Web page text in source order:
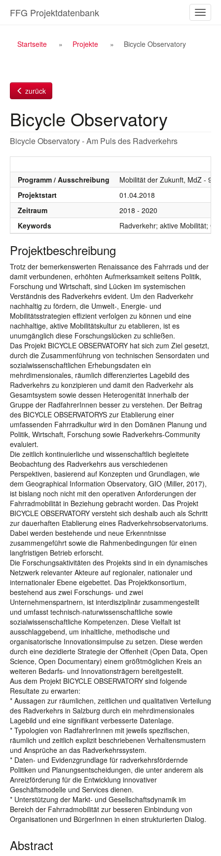
Inhalt
ein-/
FFG Projektdatenbank
Breadcrumb
Startseite Projekte Bicycle Observatory
zurück
Bicycle Observatory
Bicycle Observatory - Am Puls des Radverkehrs
Programm / Ausschreibung
Mobilität der Zukunft, MdZ - 9.
Projektstart
01.04.2018
Zeitraum
2018 - 2020
Keywords
Radverkehr; aktive Mobilität;
Projektbeschreibung
Trotz der bemerkenswerten Renaissance des Fahrrads und der
damit verbundenen, erhöhten Aufmerksamkeit seitens Politik,
Forschung und Wirtschaft, sind Lücken im systemischen
Verständnis des Radverkehrs evident. Um den Radverkehr
nachhaltig zu fördern, die Umwelt-, Energie- und
Mobilitätsstrategien effizient verfolgen zu können und eine
nachhaltige, aktive Mobilitätskultur zu etablieren, ist es
unumgänglich diese Forschungslücken zu schließen.
Das Projekt BICYCLE OBSERVATORY hat sich zum Ziel gesetzt,
durch die Zusammenführung von technischen Sensordaten und
sozialwissenschaftlichen Erhebungsdaten ein
mehrdimensionales, räumlich differenziertes Lagebild des
Radverkehrs zu konzipieren und damit den Radverkehr als
Gesamtsystem sowie dessen Heterogenität innerhalb der
Gruppe der RadfahrerInnen besser zu verstehen. Der Beitrag
des BICYCLE OBSERVATORYS zur Etablierung einer
umfassenden Fahrradkultur wird in den Domänen Planung und
Politik, Wirtschaft, Forschung sowie Radverkehrs-Community
evaluiert.
Die zeitlich kontinuierliche und wissenschaftlich begleitete
Beobachtung des Radverkehrs aus verschiedenen
Perspektiven, basierend auf Konzepten und Grundlagen, wie
dem Geographical Information Observatory, GIO (Miller, 2017),
ist bislang noch nicht mit den operativen Anforderungen der
Fahrradmobilität in Beziehung gebracht worden. Das Projekt
BICYCLE OBSERVATORY versteht sich deshalb auch als Schritt
zur dauerhaften Etablierung eines Radverkehrsobservatoriums.
Dabei werden bestehende und neue Erkenntnisse
zusammengeführt sowie die Rahmenbedingungen für einen
langfristigen Betrieb erforscht.
Die Forschungsaktivitäten des Projekts sind in ein dynamisches
Netzwerk relevanter Akteure auf regionaler, nationaler und
internationaler Ebene eigebettet. Das Projektkonsortium,
bestehend aus zwei Forschungs- und zwei
Unternehmenspartnern, ist interdisziplinär zusammengestellt
und umfasst technisch-naturwissenschaftliche sowie
sozialwissenschaftliche Kompetenzen. Diese Vielfalt ist
ausschlaggebend, um inhaltliche, methodische und
organisatorische Innovationsimpulse zu setzen. Diese werden
durch eine dezidierte Strategie der Offenheit (Open Data, Open
Science, Open Documentary) einem größtmöglichen Kreis an
weiteren Bedarfs- und Innovationsträgern bereitgestellt.
Aus dem Projekt BICYCLE OBSERVATORY sind folgende
Resultate zu erwarten:
* Aussagen zur räumlichen, zeitlichen und qualitativen Verteilung
des Radverkehrs in Salzburg durch ein mehrdimensionales
Lagebild und eine signifikant verbesserte Datenlage.
* Typologien von RadfahrerInnen mit jeweils spezifischen,
räumlich und zeitlich explizit beschriebenen Verhaltensmustern
und Ansprüche an das Radverkehrssystem.
* Daten- und Evidenzgrundlage für radverkehrsfördernde
Politiken und Planungsentscheidungen, die unter anderem als
Anreizförderung für die Entwicklung innovativer
Geschäftsmodelle und Services dienen.
* Unterstützung der Markt- und Gesellschaftsdynamik im
Bereich der Fahrradmobilität zur besseren Einbindung von
Organisationen und BürgerInnen in einen strukturierten Dialog.
Abstract